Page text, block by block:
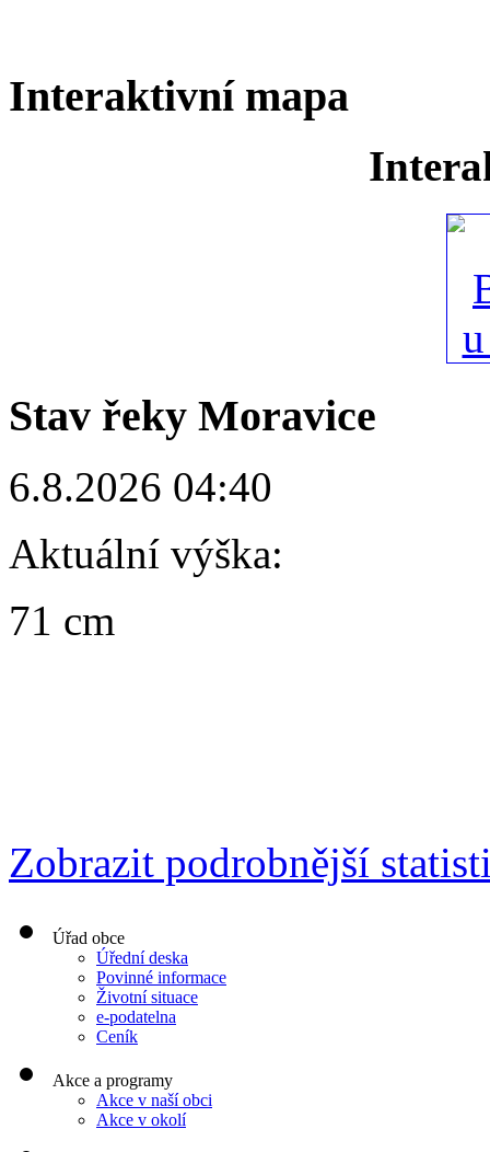
Interaktivní mapa
Stav řeky Moravice
6.8.2026 04:40
Aktuální výška:
71 cm
Zobrazit podrobnější
Úřad obce
Úřední deska
Povinné informace
Životní situace
e-podatelna
Ceník
Akce a programy
Akce v naší obci
Akce v okolí